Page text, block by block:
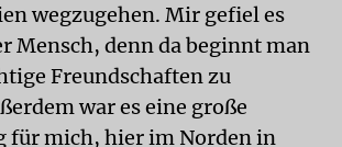
wegzugehen. Mir gefiel es
Mensch, denn da beginnt man
Freundschaften zu
war es eine große
für mich, hier im Norden in